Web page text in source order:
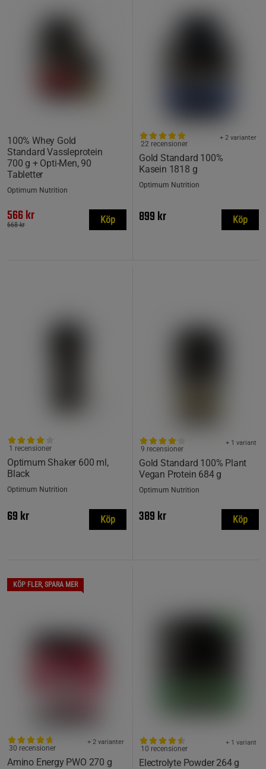
100% Whey Gold
Standard Vassleprotein
700 g + Opti-Men, 90
Tabletter
Optimum Nutrition
566 kr
668 kr Köp
Gold Standard 100%
Kasein 1818 g
+ 2 varianter
22 recensioner
Optimum Nutrition
899 kr Köp
Optimum Shaker 600 ml,
Black
1 recensioner
Optimum Nutrition
69 kr Köp
Gold Standard 100% Plant
Vegan Protein 684 g
+ 1 variant
9 recensioner
Optimum Nutrition
389 kr Köp
KÖP FLER, SPARA MER
Amino Energy PWO 270 g
+ 2 varianter
30 recensioner
Electrolyte Powder 264 g
+ 1 variant
10 recensioner